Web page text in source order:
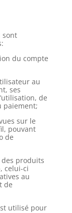
sont
du compte
au
ses
de
paiement;
sur le
pouvant
de
produits
celui-ci
au
de
utilisé pour